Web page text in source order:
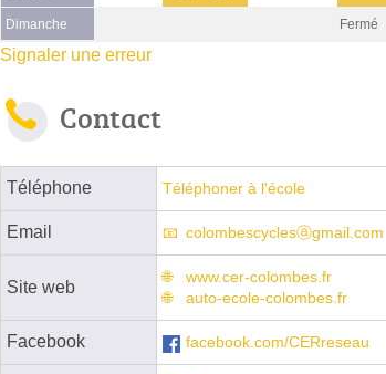
Dimanche Fermé
Signaler une erreur
Contact
Téléphone Téléphoner à l'école
Email colombescyclesⓐgmail.com
Site web
www.cer-colombes.fr
auto-ecole-colombes.fr
Facebook facebook.com/CERreseau